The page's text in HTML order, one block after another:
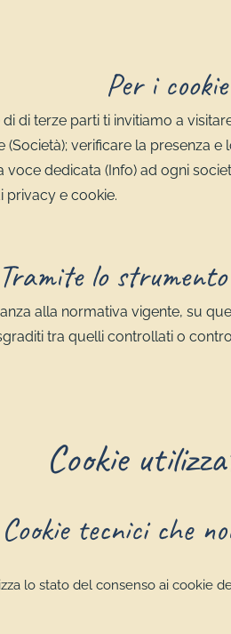
Per i
di terze parti ti invitiamo a
verificare la presenza
dedicata (Info) ad ogni
privacy e cookie.
Tramite lo
alla normativa vigente, su
tra quelli controllati o
Cookie
Cookie tecnici che
lo stato del consenso ai cookie